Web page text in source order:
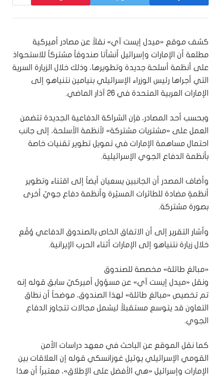
كشف موقع «ميدل إيست آي» نقلاً عن مصادر أميركية
مطلعة أن الإمارات وإسرائيل أنشأتا صندوقاً مشتركاً للاستحواذ
على أنظمة أسلحة جديدة وتطويرها، وذلك خلال الزيارة السرية
التي أجراها رئيس الوزراء الإسرائيلي بنيامين نتنياهو إلى
الإمارات العربية المتحدة في 26 آذار الماضي.
وبحسب أحد المصادر، فإن الشراكة الدفاعية الجديدة تتضمن
العمل على «مشتريات مشتركة» لأنظمة الأسلحة، إلى جانب
احتمال مساهمة الإمارات في تمويل تطوير تقنيات خاصة
بأنظمة الدفاع الجوي الإسرائيلية.
وأضاف المصدر أن الجانبين يسعيان أيضاً إلى اقتناء وتطوير
أنظمةٍ مضادة للطائرات المسيّرة وأنظمة دفاع جويّ أخرى
بصورة مشتركة.
وأشار التقرير إلى أن الاتفاق الخاص بالصندوق الدفاعي وُقّع
خلال زيارة نتنياهو إلى الإمارات أثناء الحرب الإيرانية.
«مبالغ طائلة» مخصصة للصندوق
ونقل «ميدل إيست آي» عن مسؤول أميركيّ سابق قوله إنه
تم تخصيص «مبالغ طائلة» لهذا الصندوق، موضحاً أن نطاق
التعاون قد يتوسع مستقبلاً ليشمل مجالات تتجاوز الدفاع
الجوي.
كما نقل الموقع عن الباحث في معهد دراسات الأمن
القومي الإسرائيلي يوئيل غوزانسكي قوله إن العلاقات بين
الإمارات وإسرائيل «هي الأفضل على الإطلاق»، معتبراً أن هذا